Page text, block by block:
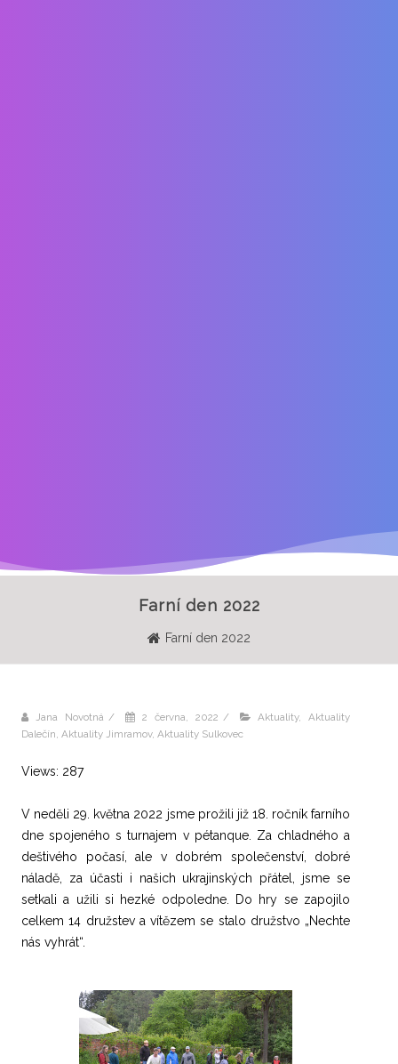
Farní den 2022
Farní den 2022
Jana Novotná / 2 června, 2022 / Aktuality,Aktuality
Dalečín, Aktuality Jimramov, Aktuality Sulkovec
Views: 287
V neděli 29. května 2022 jsme prožili již 18. ročník farního
dne spojeného s turnajem v pétanque. Za chladného a
deštivého počasí, ale v dobrém společenství, dobré
náladě, za účasti i našich ukrajinských přátel, jsme se
setkali a užili si hezké odpoledne. Do hry se zapojilo
celkem 14 družstev a vítězem se stalo družstvo „Nechte
nás vyhrát“.